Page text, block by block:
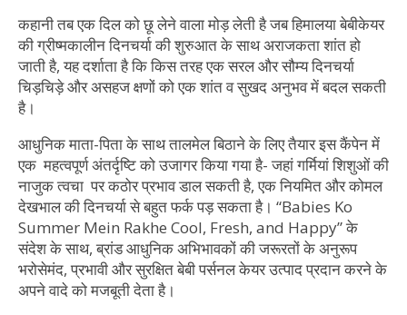
कहानी तब एक दिल को छू लेने वाला मोड़ लेती है जब हिमालया बेबीकेयर
की ग्रीष्मकालीन दिनचर्या की शुरुआत के साथ अराजकता शांत हो
जाती है, यह दर्शाता है कि किस तरह एक सरल और सौम्य दिनचर्या
चिड़चिड़े और असहज क्षणों को एक शांत व सुखद अनुभव में बदल सकती
है।
आधुनिक माता-पिता के साथ तालमेल बिठाने के लिए तैयार इस कैंपेन में
एक महत्वपूर्ण अंतर्दृष्टि को उजागर किया गया है- जहां गर्मियां शिशुओं की
नाजुक त्वचा पर कठोर प्रभाव डाल सकती है, एक नियमित और कोमल
देखभाल की दिनचर्या से बहुत फर्क पड़ सकता है। “Babies Ko
Summer Mein Rakhe Cool, Fresh, and Happy” के
संदेश के साथ, ब्रांड आधुनिक अभिभावकों की जरूरतों के अनुरूप
भरोसेमंद, प्रभावी और सुरक्षित बेबी पर्सनल केयर उत्पाद प्रदान करने के
अपने वादे को मजबूती देता है।